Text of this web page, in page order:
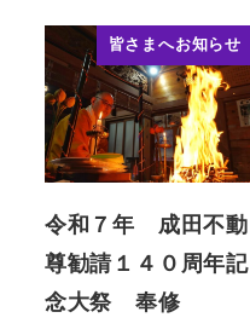
皆さまへお知らせ
令和７年 成田不動
尊勧請１４０周年記
念大祭 奉修